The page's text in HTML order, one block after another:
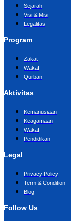
Sejarah
Visi & Misi
Legalitas
Program
Zakat
Wakaf
Qurban
Aktivitas
Kemanusiaan
Keagamaan
Wakaf
Pendidikan
Legal
Privacy Policy
Term & Condition
Blog
Follow Us